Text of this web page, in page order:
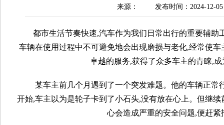
来源： 发布时间：2024-12-05
都市生活节奏快速,汽车作为我们日常出行的重要辅
车辆在使用过程中不可避免地会出现磨损与老化,经常使
卓越的服务,获得了众多车主的青睐,
某车主前几个月遇到了一个突发难题。他的车辆正
开始,车主以为是轮子卡到了小石头,没有放在心上。但继
心会造成严重的安全问题,便赶